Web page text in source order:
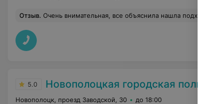
Отзыв. Очень внимательная, все объяснила нашла
5.0 Новополоцкая городская
Новополоцк, проезд Заводской, 30 до 18:00